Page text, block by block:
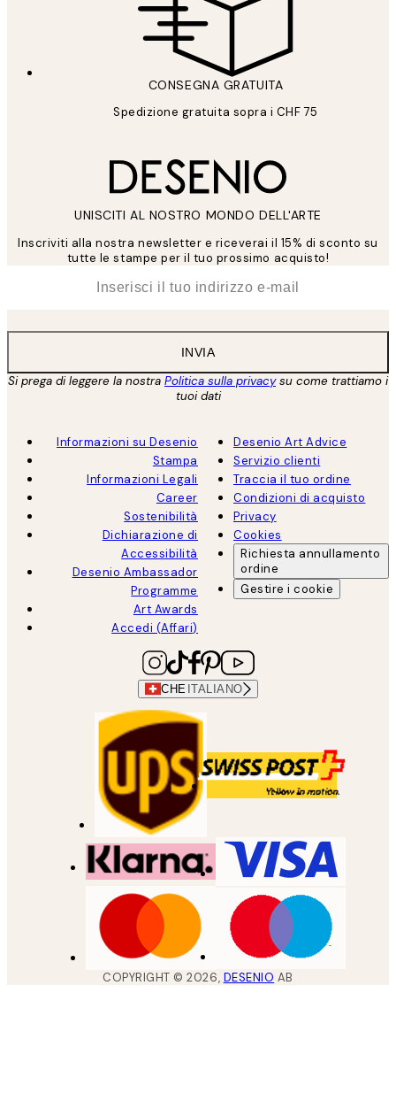
CONSEGNA GRATUITA
Spedizione gratuita sopra i CHF 75
UNISCITI AL NOSTRO MONDO DELL'ARTE
Inscriviti alla nostra newsletter e riceverai il 15% di sconto su
tutte le stampe per il tuo prossimo acquisto!
INVIA
Si prega di leggere la nostra Politica sulla privacysu come trattiamo i
tuoi dati
Informazioni su Desenio
Stampa
Informazioni Legali
Career
Sostenibilità
Dichiarazione di
Accessibilità
Desenio Ambassador
Programme
Art Awards
Accedi (Affari)
Desenio Art Advice
Servizio clienti
Traccia il tuo ordine
Condizioni di acquisto
Privacy
Cookies
Richiesta annullamento
ordine
Gestire i cookie
CHE ITALIANO
COPYRIGHT ©2026, DESENIO AB